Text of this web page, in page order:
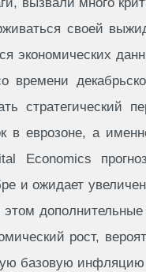
своей
экономических
времени
стратегический
в еврозоне, а
Economics
и ожидает
этом
рост,
базовую